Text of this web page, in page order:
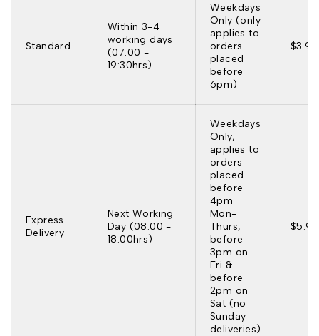
Standard
Within 3-4
working days
(07:00 -
19:30hrs)
Weekdays
Only (only
applies to
orders
placed
before
6pm)
$3.95
Express
Delivery
Next Working
Day (08:00 -
18:00hrs)
Weekdays
Only,
applies to
orders
placed
before
4pm
Mon-
Thurs,
before
3pm on
Fri &
before
2pm on
Sat (no
Sunday
deliveries)
$5.95